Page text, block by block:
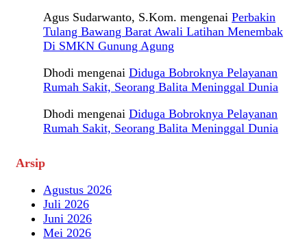
Agus Sudarwanto, S.Kom. mengenai Perbakin
Tulang Bawang Barat Awali Latihan Menembak
Di SMKN Gunung Agung
Dhodi mengenai Diduga Bobroknya Pelayanan
Rumah Sakit, Seorang Balita Meninggal Dunia
Dhodi mengenai Diduga Bobroknya Pelayanan
Rumah Sakit, Seorang Balita Meninggal Dunia
Arsip
Agustus 2026
Juli 2026
Juni 2026
Mei 2026